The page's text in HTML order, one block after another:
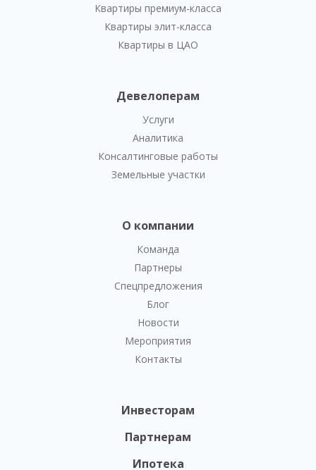
Квартиры премиум-класса
Квартиры элит-класса
Квартиры в ЦАО
Девелоперам
Услуги
Аналитика
Консалтинговые работы
Земельные участки
О компании
Команда
Партнеры
Спецпредложения
Блог
Новости
Мероприятия
Контакты
Инвесторам
Партнерам
Ипотека